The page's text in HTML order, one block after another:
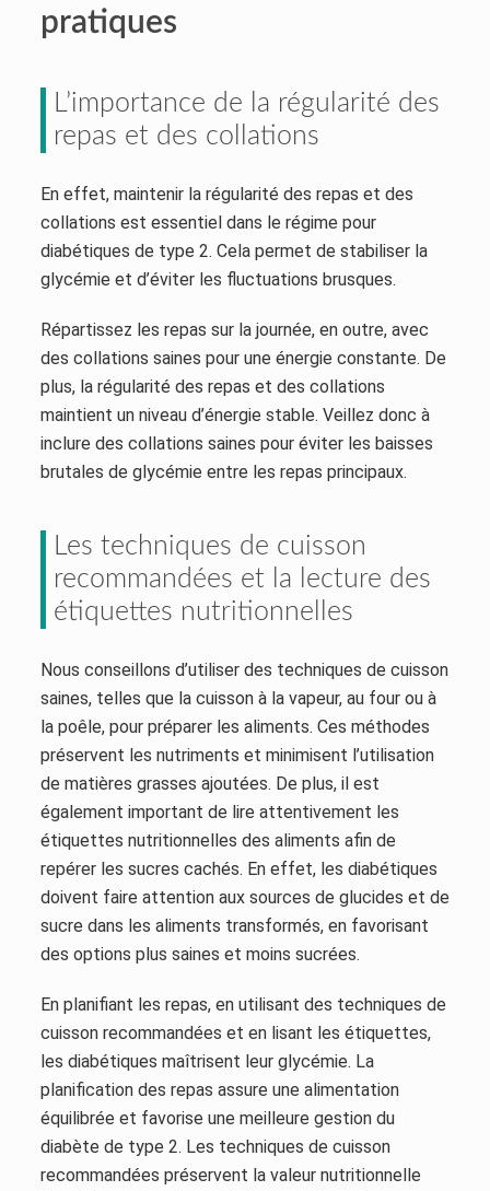
pratiques
L’importance de la régularité des
repas et des collations
En effet, maintenir la régularité des repas et des
collations est essentiel dans le régime pour
diabétiques de type 2. Cela permet de stabiliser la
glycémie et d’éviter les fluctuations brusques.
Répartissez les repas sur la journée, en outre, avec
des collations saines pour une énergie constante. De
plus, la régularité des repas et des collations
maintient un niveau d’énergie stable. Veillez donc à
inclure des collations saines pour éviter les baisses
brutales de glycémie entre les repas principaux.
Les techniques de cuisson
recommandées et la lecture des
étiquettes nutritionnelles
Nous conseillons d’utiliser des techniques de cuisson
saines, telles que la cuisson à la vapeur, au four ou à
la poêle, pour préparer les aliments. Ces méthodes
préservent les nutriments et minimisent l’utilisation
de matières grasses ajoutées. De plus, il est
également important de lire attentivement les
étiquettes nutritionnelles des aliments afin de
repérer les sucres cachés. En effet, les diabétiques
doivent faire attention aux sources de glucides et de
sucre dans les aliments transformés, en favorisant
des options plus saines et moins sucrées.
En planifiant les repas, en utilisant des techniques de
cuisson recommandées et en lisant les étiquettes,
les diabétiques maîtrisent leur glycémie. La
planification des repas assure une alimentation
équilibrée et favorise une meilleure gestion du
diabète de type 2. Les techniques de cuisson
recommandées préservent la valeur nutritionnelle